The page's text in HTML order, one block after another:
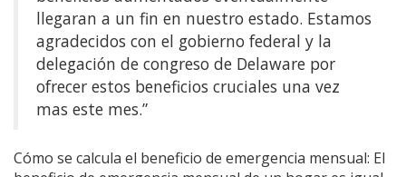
llegaran a un fin en nuestro estado. Estamos
agradecidos con el gobierno federal y la
delegación de congreso de Delaware por
ofrecer estos beneficios cruciales una vez
mas este mes.”
Cómo se calcula el beneficio de emergencia mensual: El